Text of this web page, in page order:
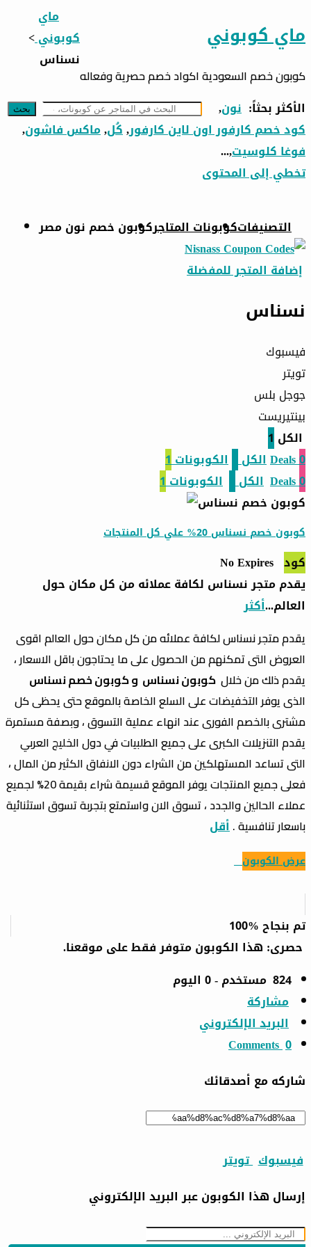
ماي كوبوني
كوبون خصم السعودية اكواد خصم حصرية وفعاله
بحث الأكثر بحثاً: نون,
كود خصم كارفور اون لاين كارفور,كُل,ماكس فاشون,
فوغا كلوسيت,...
تخطي إلى المحتوى
التصنيفاتكوبونات المتاجركوبون خصم نون مصر
ماي
كوبوني>
نسناس
إضافة المتجر للمفضلة
نسناس
فيسبوك
تويتر
جوجل بلس
بينتيريست
الكل 1
الكل الكوبونات1 Deals0
الكل الكوبونات1 Deals0
كوبون خصم نسناس 20% علي كل المنتجات
كود No Expires
يقدم متجر نسناس لكافة عملائه من كل مكان حول
العالم...أكثر
يقدم متجر نسناس لكافة عملائه من كل مكان حول العالم اقوى
العروض التى تمكنهم من الحصول على ما يحتاجون باقل الاسعار ،
يقدم ذلك من خلال كوبون نسناس و كوبون خصم نسناس
الذى يوفر التخفيضات على السلع الخاصة بالموقع حتى يحظى كل
مشترى بالخصم الفورى عند انهاء عملية التسوق ، وبصفة مستمرة
يقدم التنزيلات الكبرى على جميع الطلبيات في دول الخليج العربي
التى تساعد المستهلكين من الشراء دون الانفاق الكثير من المال ،
فعلى جميع المنتجات يوفر الموقع قسيمة شراء بقيمة 20% لجميع
عملاء الحالين والجدد ، تسوق الان واستمتع بتجربة تسوق استثنائية
باسعار تنافسية .أقل
عرض الكوبون
100% تم بنجاح
حصرى: هذا الكوبون متوفر فقط على موقعنا.
824 مستخدم - 0 اليوم
مشاركة
البريد الإلكتروني
0 Comments
شاركه مع أصدقائك
فيسبوك تويتر
إرسال هذا الكوبون عبر البريد الإلكتروني